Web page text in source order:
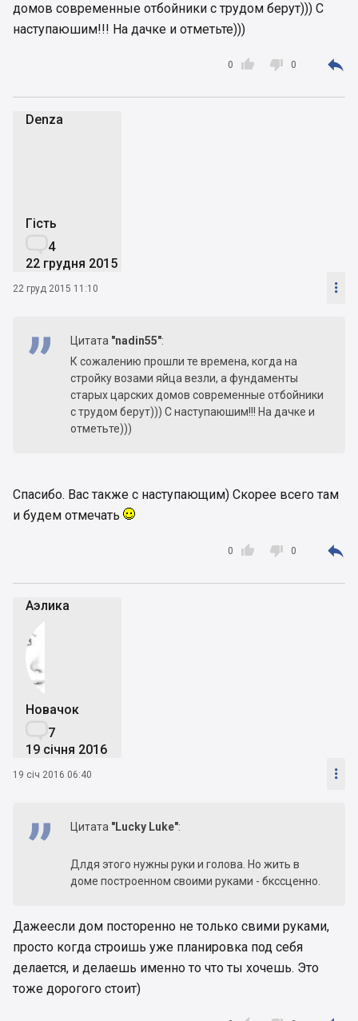
домов современные отбойники с трудом берут))) С
наступаюшим!!! На дачке и отметьте)))

0  0 
Denza
Гість
4
22 грудня 2015
22 груд 2015 11:10 
Цитата "nadin55":
К сожалению прошли те времена, когда на
стройку возами яйца везли, а фундаменты
старых царских домов современные отбойники
с трудом берут))) С наступаюшим!!! На дачке и
отметьте)))
Спасибо. Вас также с наступающим) Скорее всего там
и будем отмечать

0  0 
Аэлика
Новачок
7
19 січня 2016
19 січ 2016 06:40 
Цитата "Lucky Luke":
Длдя этого нужны руки и голова. Но жить в
доме построенном своими руками - бкссценно.
Дажеесли дом посторенно не только свими руками,
просто когда строишь уже планировка под себя
делается, и делаешь именно то что ты хочешь. Это
тоже дорогого стоит)